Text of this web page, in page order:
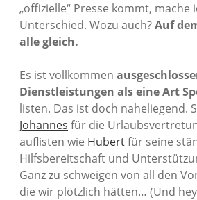
„offizielle“ Presse kommt, mache
Unterschied. Wozu auch?Auf
alle gleich.
Es ist vollkommen
Dienstleistungen als eine Art
listen. Das ist doch naheliegend.
Johannes für die
auflisten wie Hubertfür seine
Hilfsbereitschaft und
Ganz zu schweigen von all den
die wir plötzlich hätten… (Und